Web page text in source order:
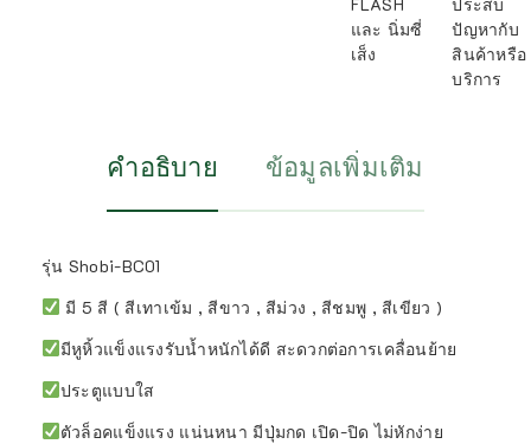
และ นิ่มซี่
เส็ง
ปัญหากับ
สินค้าหรือ
บริการ
คำอธิบาย ข้อมูลเพิ่มเติม
รุ่น Shobi-BC01
มี 5 สี ( สีเทาเข้ม , สีขาว , สีม่วง , สีชมพู , สีเขียว )
มีหูหิ้วแข็งแรงรับน้ำหนักได้ดี สะดวกต่อการเคลื่อนย้าย
ประตูแบบใส
ตัวล็อคแข็งแรง แน่นหนา มีปุ่มกด เปิด-ปิด ไม่หักง่าย